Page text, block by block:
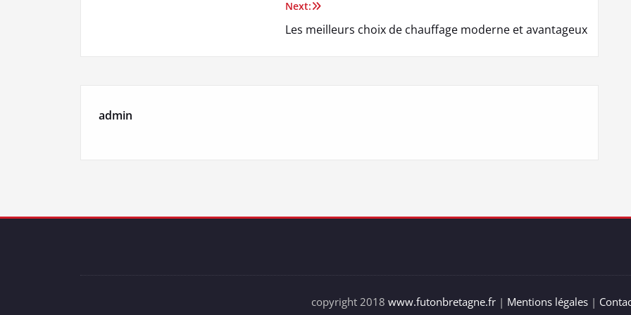
Next:
Les meilleurs choix de chauffage moderne et avantageux
admin
copyright 2018 www.futonbretagne.fr| Mentions légales|